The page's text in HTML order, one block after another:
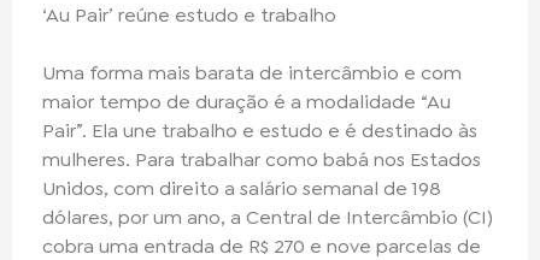
‘Au Pair’ reúne estudo e trabalho
Uma forma mais barata de intercâmbio e com
maior tempo de duração é a modalidade “Au
Pair”. Ela une trabalho e estudo e é destinado às
mulheres. Para trabalhar como babá nos Estados
Unidos, com direito a salário semanal de 198
dólares, por um ano, a Central de Intercâmbio (CI)
cobra uma entrada de R$ 270 e nove parcelas de